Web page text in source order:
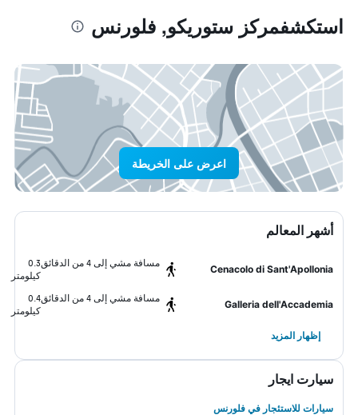
استكشفمركز ستوريكو, فلورنس
اعرض على الخريطة
أشهر المعالم
Cenacolo di Sant'Apollonia
مسافة مشي إلى 4 من الدقائق
0.3
كيلومتر
Galleria dell'Accademia
مسافة مشي إلى 4 من الدقائق
0.4
كيلومتر
إظهار المزيد
سيارت ايجار
سيارات للاستئجار في فلورنس